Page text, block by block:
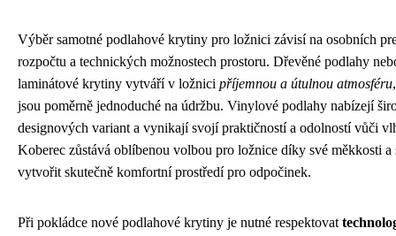
Výběr samotné podlahové krytiny pro ložnici závisí na osobních
rozpočtu a technických možnostech prostoru. Dřevěné podlahy
laminátové krytiny vytváří v ložnici příjemnou a útulnou atmosféru
jsou poměrně jednoduché na údržbu. Vinylové podlahy nabízejí
designových variant a vynikají svojí praktičností a odolností vůči
Koberec zůstává oblíbenou volbou pro ložnice díky své měkkosti a
vytvořit skutečně komfortní prostředí pro odpočinek.
Při pokládce nové podlahové krytiny je nutné respektovat